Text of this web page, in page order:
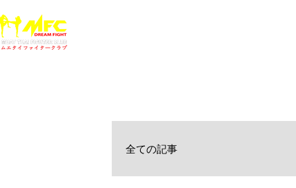
全ての記事